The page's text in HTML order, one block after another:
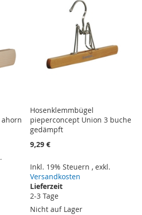
Hosenklemmbügel
pieperconcept Union 3 buche
gedämpft
9,29 €
Inkl. 19% Steuern ,exkl.
Versandkosten
Lieferzeit
2-3 Tage
Nicht auf Lager